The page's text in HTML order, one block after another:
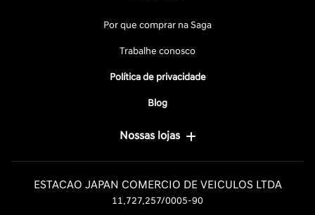
Por que comprar na Saga
Trabalhe conosco
Política de privacidade
Blog
Nossas lojas
ESTACAO JAPAN COMERCIO DE VEICULOS LTDA
11.727.257/0005-90